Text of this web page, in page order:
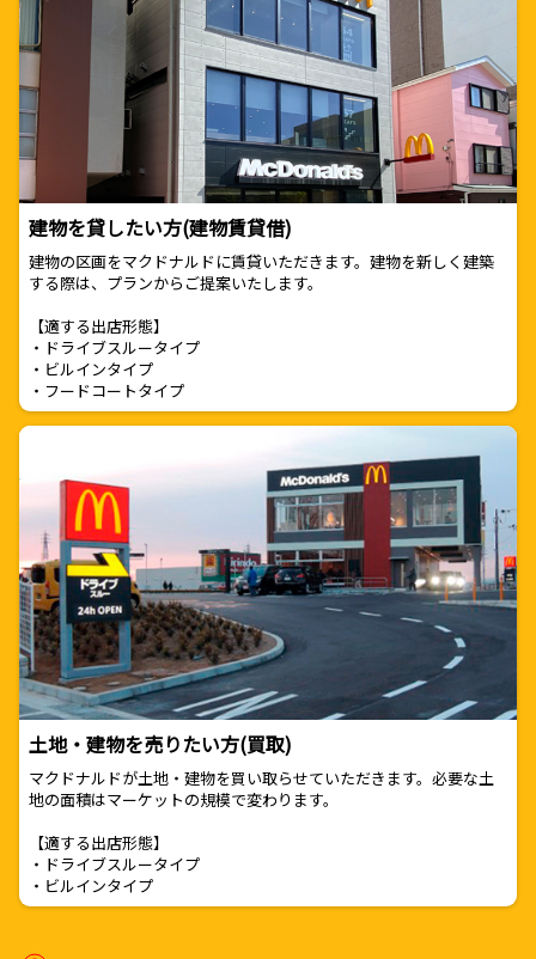
建物を貸したい方(建物賃貸借)
建物の区画をマクドナルドに賃貸いただきます。建物を新しく建築
する際は、プランからご提案いたします。
【適する出店形態】
・ドライブスルータイプ
・ビルインタイプ
・フードコートタイプ
土地・建物を売りたい方(買取)
マクドナルドが土地・建物を買い取らせていただきます。必要な土
地の面積はマーケットの規模で変わります。
【適する出店形態】
・ドライブスルータイプ
・ビルインタイプ